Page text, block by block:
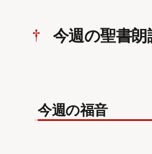
今週の聖書
今週の福音